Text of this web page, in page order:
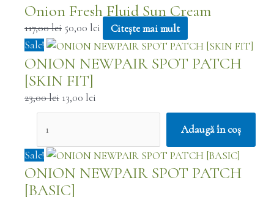
Onion Fresh Fluid Sun Cream
117,00lei
inițial
a
fost:
117,00 lei.
50,00 lei
curent
este:
50,00 lei.
Citește mai mult
Sale!
ONION NEWPAIR SPOT PATCH
[SKIN FIT]
23,00lei
Prețul
inițial
a
fost:
23,00 lei.
13,00 lei
Prețul
curent
Cantitate
ONION
NEWPAIR
SPOT
PATCH
[SKIN
FIT]
Adaugă în coș
Sale!
ONION NEWPAIR SPOT PATCH
[BASIC]
Prețul
inițial
a
Prețul
curent
Cantitate
ONION
NEWPAIR